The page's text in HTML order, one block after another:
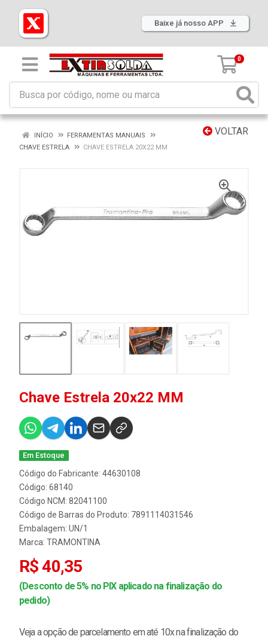
Baixe já nosso APP
0
VOLTAR
INÍCIO
FERRAMENTAS MANUAIS
CHAVE ESTRELA
CHAVE ESTRELA 20X22 MM
Chave Estrela 20x22 MM
Em Estoque
Código do Fabricante: 44630108
Código: 68140
Código NCM: 82041100
Código de Barras do Produto: 7891114031546
Embalagem: UN/1
Marca: TRAMONTINA
R$ 40,35
(Desconto de 5% no PIX aplicado na finalização do
pedido)
Veja a opção de parcelamento em até 10x na finalização do